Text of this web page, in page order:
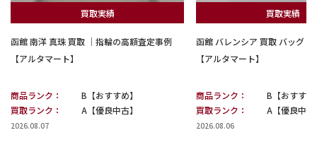
買取実績
函館 南洋 真珠 買取 ｜指輪の高額査定事例
【アルタマート】
商品ランク：
B【おすすめ】
買取ランク：
A【優良中古】
2026.08.07
買取実績
函館 バレンシア 買取 バッグ｜
【アルタマート】
商品ランク：
B【おすすめ
買取ランク：
A【優良中古
2026.08.06